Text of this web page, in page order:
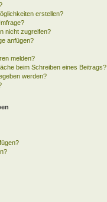
erstellen?
nicht zugreifen?
anfügen?
melden?
beim Schreiben eines Beitrags?
werden?